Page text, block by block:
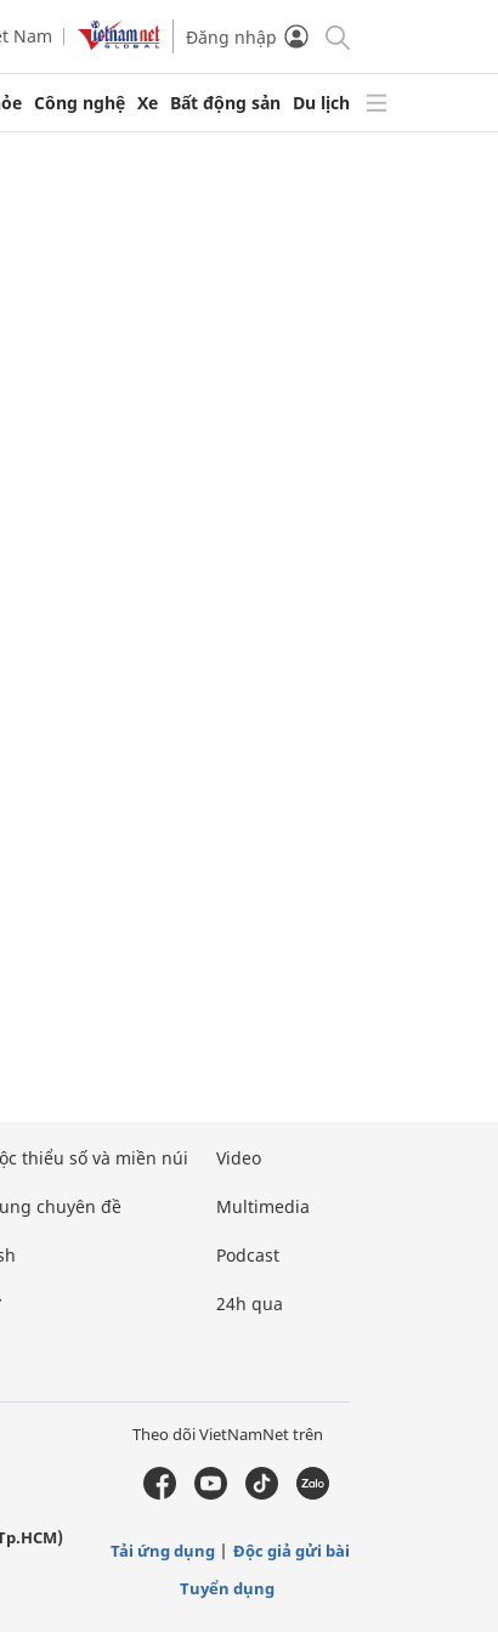
Nam Đăng nhập
Công nghệ Xe Bất động sản Du lịch
thiểu số và miền núi
chuyên đề
Video
Multimedia
Podcast
24h qua
Theo dõi VietNamNet trên
Tải ứng dụng
Độc giả gửi bài
Tuyển dụng